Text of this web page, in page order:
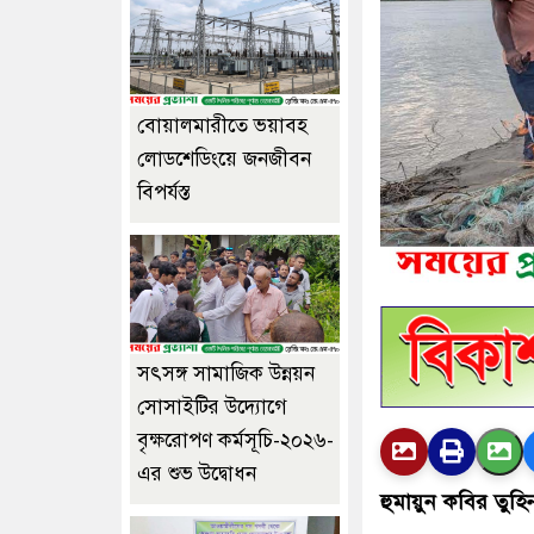
হুমায়ুন কবির
বোয়ালমারীতে ভয়াবহ
লোডশেডিংয়ে জনজীবন
বিপর্যস্ত
সৎসঙ্গ সামাজিক উন্নয়ন
সোসাইটির উদ্যোগে
বৃক্ষরোপণ কর্মসূচি-২০২৬-
এর শুভ উদ্বোধন